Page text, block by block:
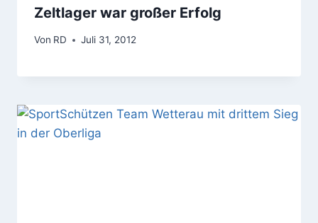
Zeltlager war großer Erfolg
Von RD Juli 31, 2012